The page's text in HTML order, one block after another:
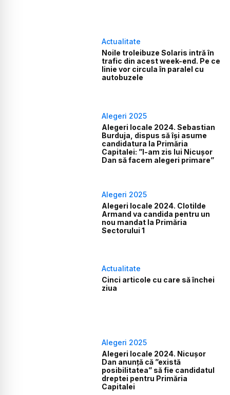
Actualitate
Noile troleibuze Solaris intră în
trafic din acest week-end. Pe ce
linie vor circula în paralel cu
autobuzele
Alegeri 2025
Alegeri locale 2024. Sebastian
Burduja, dispus să își asume
candidatura la Primăria
Capitalei: ”I-am zis lui Nicușor
Dan să facem alegeri primare”
Alegeri 2025
Alegeri locale 2024. Clotilde
Armand va candida pentru un
nou mandat la Primăria
Sectorului 1
Actualitate
Cinci articole cu care să închei
ziua
Alegeri 2025
Alegeri locale 2024. Nicușor
Dan anunță că ”există
posibilitatea” să fie candidatul
dreptei pentru Primăria
Capitalei